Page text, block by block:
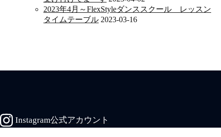
2023年4月～FlexStyleダンススクール レッスン
タイムテーブル 2023-03-16
Instagram公式アカウント